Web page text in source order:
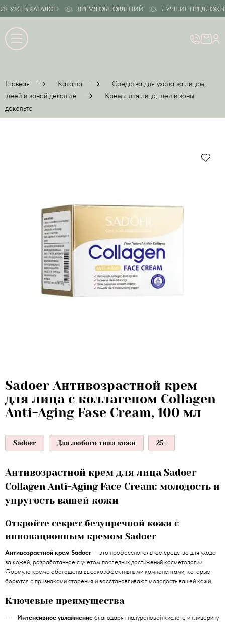
В КАТАЛОГЕ ВРЕМЯ ОБНОВЛЕНИЙ ЛУЧШИЕ
Главная Каталог
Средства для ухода за лицом,
шеей и зоной декольте
Кремы для лица, шеи и зоны
декольте
Sadoer Антивозрастной крем
для лица с коллагеном Collagen
Anti-Aging Fase Cream, 100 мл
Sadoer Для любого типа кожи 25+
Антивозрастной крем для лица Sadoer
Collagen Anti-Aging Face Cream: молодость и
упругость вашей кожи
Откройте секрет безупречной кожи с
инновационным кремом Sadoer
Антивозрастной крем Sadoer — это профессиональное средство для ухода
за кожей, разработанное с учетом последних достижений косметологии.
Формула крема обогащена высокоэффективными компонентами, которые
борются с признаками старения и восстанавливают молодость вашей кожи.
Ключевые преимущества
Интенсивное увлажнение благодаря гиалуроновой кислоте и глицерину